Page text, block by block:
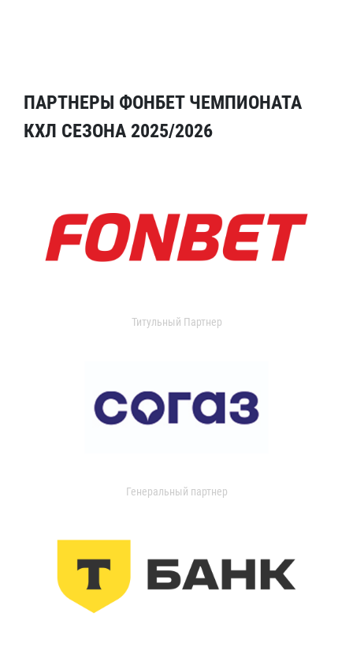
ПАРТНЕРЫ ФОНБЕТ ЧЕМПИОНАТА
КХЛ СЕЗОНА 2025/2026
Титульный Партнер
Генеральный партнер